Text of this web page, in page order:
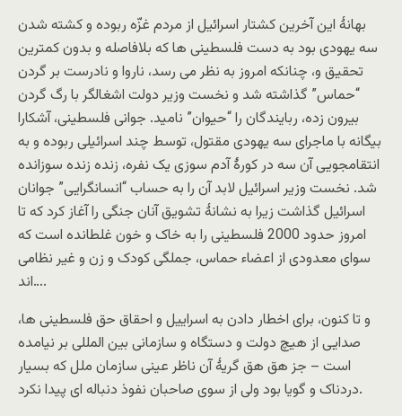
بهانۀ این آخرین کشتار اسرائیل از مردم غزّه ربوده و کشته شدن
سه یهودی بود به دست فلسطینی ها که بلافاصله و بدون کمترین
تحقیق و، چنانکه امروز به نظر می رسد، ناروا و نادرست بر گردن
“حماس” گذاشته شد و نخست وزیر دولت اشغالگر با رگ گردن
بیرون زده، ربایندگان را “حیوان” نامید. جوانی فلسطینی، آشکارا
بیگانه با ماجرای سه یهودی مقتول، توسط چند اسرائیلی ربوده و به
انتقامجویی آن سه در کورۀ آدم سوزی یک نفره، زنده زنده سوزانده
شد. نخست وزیر اسرائیل لابد آن را به حساب “انسانگرایی” جوانان
اسرائیل گذاشت زیرا به نشانۀ تشویق آنان جنگی را آغاز کرد که تا
امروز حدود 2000 فلسطینی را به خاک و خون غلطانده است که
سوای معدودی از اعضاء حماس، جملگی کودک و زن و غیر نظامی
اند….
و تا کنون، برای اخطار دادن به اسراییل و احقاق حق فلسطینی ها،
صدایی از هیچ دولت و دستگاه و سازمانی بین المللی بر نیامده
است – جز هق هق گریۀ آن ناظر عینی سازمان ملل که بسیار
دردناک و گویا بود ولی از سوی صاحبان نفوذ دنباله ای پیدا نکرد.